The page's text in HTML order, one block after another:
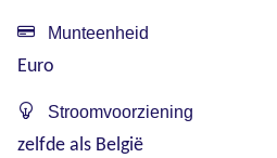
Munteenheid
Euro
Stroomvoorziening
zelfde als België